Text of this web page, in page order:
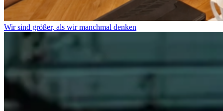
Wir sind größer, als wir manchmal denken